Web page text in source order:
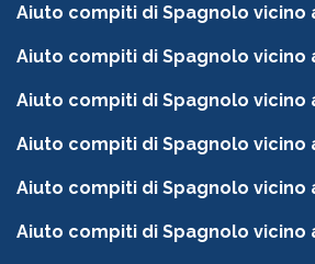
Aiuto compiti di Spagnolo vicino
Aiuto compiti di Spagnolo vicino
Aiuto compiti di Spagnolo vicino
Aiuto compiti di Spagnolo vicino
Aiuto compiti di Spagnolo vicino
Aiuto compiti di Spagnolo vicino